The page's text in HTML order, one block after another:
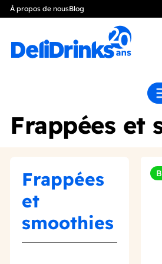
À propos de nousBlog
Frappées et
Frappées
et
smoothies